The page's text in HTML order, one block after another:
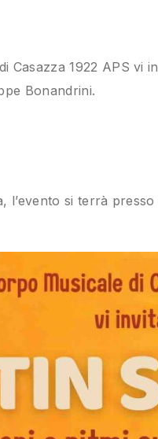
Casazza 1922 APS vi
Bonandrini.
l’evento si terrà